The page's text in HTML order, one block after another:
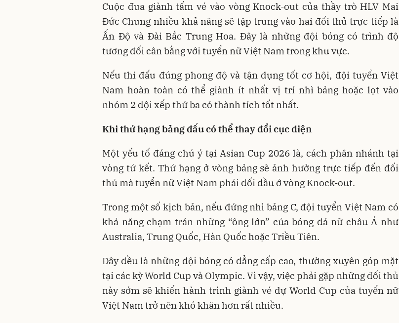
Cuộc đua giành tấm vé vào vòng Knock-out của thầy trò HLV Mai
Đức Chung nhiều khả năng sẽ tập trung vào hai đối thủ trực tiếp là
Ấn Độ và Đài Bắc Trung Hoa. Đây là những đội bóng có trình độ
tương đối cân bằng với tuyển nữ Việt Nam trong khu vực.
Nếu thi đấu đúng phong độ và tận dụng tốt cơ hội, đội tuyển Việt
Nam hoàn toàn có thể giành ít nhất vị trí nhì bảng hoặc lọt vào
nhóm 2 đội xếp thứ ba có thành tích tốt nhất.
Khi thứ hạng bảng đấu có thể thay đổi cục diện
Một yếu tố đáng chú ý tại Asian Cup 2026 là, cách phân nhánh tại
vòng tứ kết. Thứ hạng ở vòng bảng sẽ ảnh hưởng trực tiếp đến đối
thủ mà tuyển nữ Việt Nam phải đối đầu ở vòng Knock-out.
Trong một số kịch bản, nếu đứng nhì bảng C, đội tuyển Việt Nam có
khả năng chạm trán những “ông lớn” của bóng đá nữ châu Á như
Australia, Trung Quốc, Hàn Quốc hoặc Triều Tiên.
Đây đều là những đội bóng có đẳng cấp cao, thường xuyên góp mặt
tại các kỳ World Cup và Olympic. Vì vậy, việc phải gặp những đối thủ
này sớm sẽ khiến hành trình giành vé dự World Cup của tuyển nữ
Việt Nam trở nên khó khăn hơn rất nhiều.